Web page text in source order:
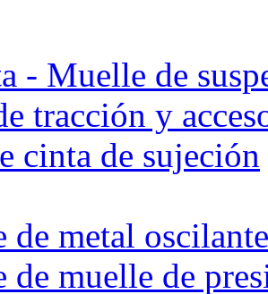
- Muelle de
tracción y
cinta de sujeción
de metal oscilante
de muelle de